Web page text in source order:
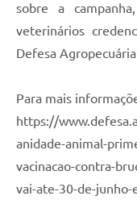
sobre a
veterinários
Defesa
Para mais
https://
anidade-animal-
vacinacao-contra-
vai-ate-30-de-junho-